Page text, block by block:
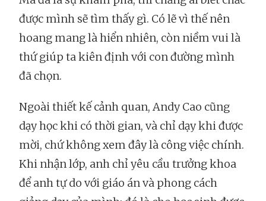
được mình sẽ tìm thấy gì. Có lẽ vì thế nên
hoang mang là hiển nhiên, còn niềm vui là
thứ giúp ta kiên định với con đường mình
đã chọn.
Ngoài thiết kế cảnh quan, Andy Cao cũng
dạy học khi có thời gian, và chỉ dạy khi được
mời, chứ không xem đây là công việc chính.
Khi nhận lớp, anh chỉ yêu cầu trưởng khoa
để anh tự do với giáo án và phong cách